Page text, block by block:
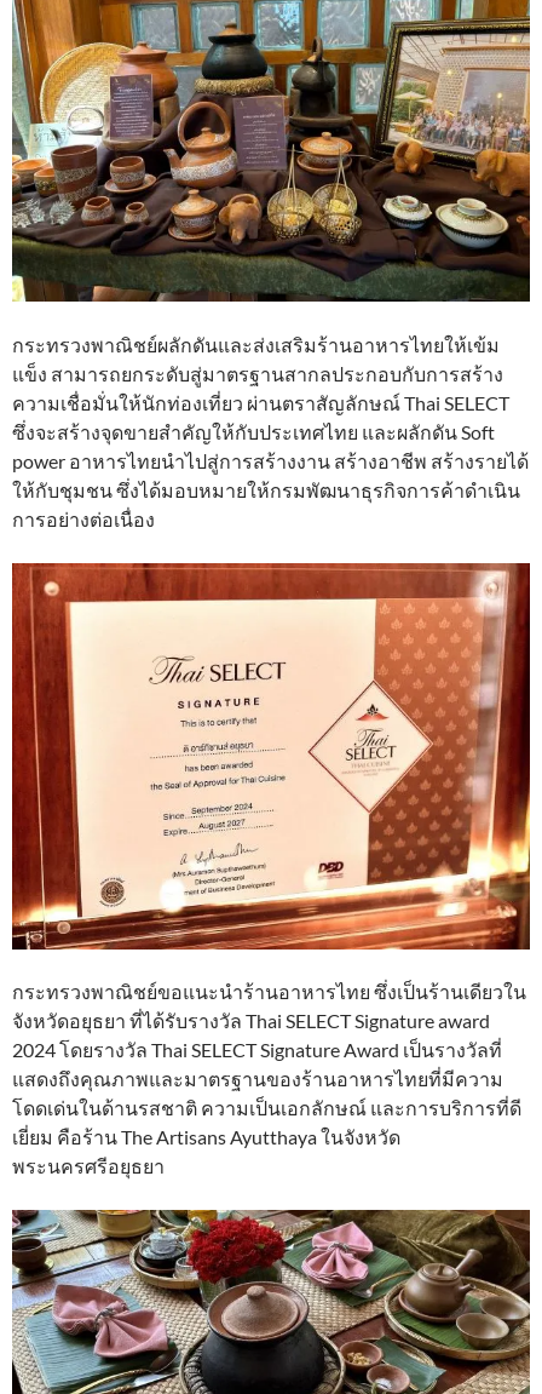
กระทรวงพาณิชย์ผลักดันและส่งเสริมร้านอาหารไทยให้เข้ม
แข็ง สามารถยกระดับสู่มาตรฐานสากลประกอบกับการสร้าง
ความเชื่อมั่นให้นักท่องเที่ยว ผ่านตราสัญลักษณ์ Thai SELECT
ซึ่งจะสร้างจุดขายสำคัญให้กับประเทศไทย และผลักดัน Soft
power อาหารไทยนำไปสู่การสร้างงาน สร้างอาชีพ สร้างรายได้
ให้กับชุมชน ซึ่งได้มอบหมายให้กรมพัฒนาธุรกิจการค้าดำเนิน
การอย่างต่อเนื่อง
กระทรวงพาณิชย์ขอแนะนำร้านอาหารไทย ซึ่งเป็นร้านเดียวใน
จังหวัดอยุธยา ที่ได้รับรางวัล Thai SELECT Signature award
2024 โดยรางวัล Thai SELECT Signature Award เป็นรางวัลที่
แสดงถึงคุณภาพและมาตรฐานของร้านอาหารไทยที่มีความ
โดดเด่นในด้านรสชาติ ความเป็นเอกลักษณ์ และการบริการที่ดี
เยี่ยม คือร้าน The Artisans Ayutthaya ในจังหวัด
พระนครศรีอยุธยา